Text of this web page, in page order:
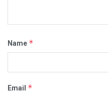
Name *
Email *